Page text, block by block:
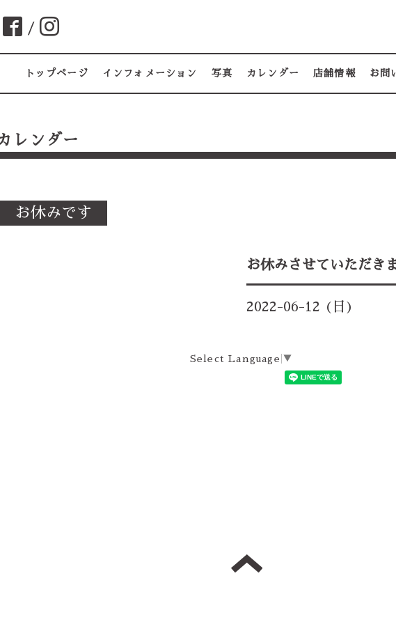
/
トップページ インフォメーション 写真 カレンダー 店舗情報 お問
レンダー
お休みです
お休みさせていただき
2022-06-12 (日)
Select Language ▼